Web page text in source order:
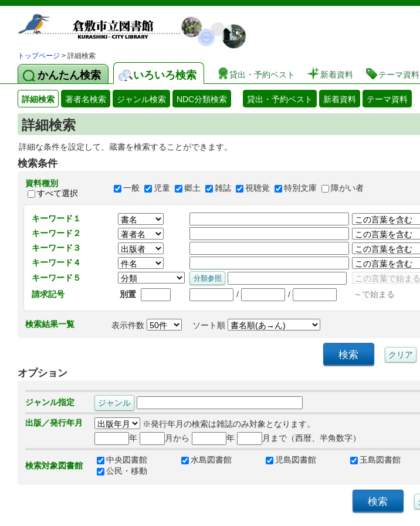
図書館 蔵書検索・予約システム
トップページ > 詳細検索
かんたん検索 いろいろ検索 貸出・予約ベスト 新着資料 テーマ資料
詳細検索 著者名検索 ジャンル検索 NDC分類検索 貸出・予約ベスト 新着資料 テーマ資料
詳細検索
詳細な条件を設定して、蔵書を検索することができます。
検索条件
資料種別
すべて選択
一般 児童 郷土 雑誌 視聴覚 特別文庫 障がい者
キーワード１
キーワード２
キーワード３
キーワード４
キーワード５
請求記号
別置 / / ～で始まる
検索結果一覧 表示件数 ソート順
オプション
ジャンル指定
出版／発行年月
※発行年月の検索は雑誌のみ対象となります。
年
月から 年 月まで（西暦、半角数字）
検索対象図書館
中央図書館 水島図書館 児島図書館 玉島図書館
公民・移動